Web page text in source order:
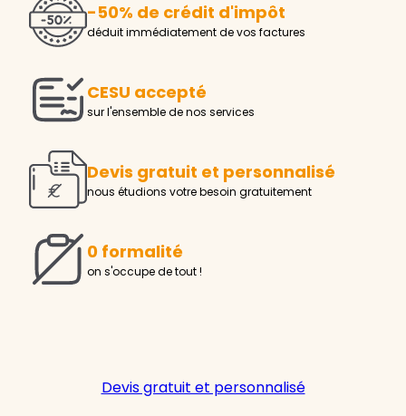
-50% de crédit d'impôt
déduit immédiatement de vos factures
CESU accepté
sur l'ensemble de nos services
Devis gratuit et personnalisé
nous étudions votre besoin gratuitement
0 formalité
on s'occupe de tout !
Devis gratuit et personnalisé